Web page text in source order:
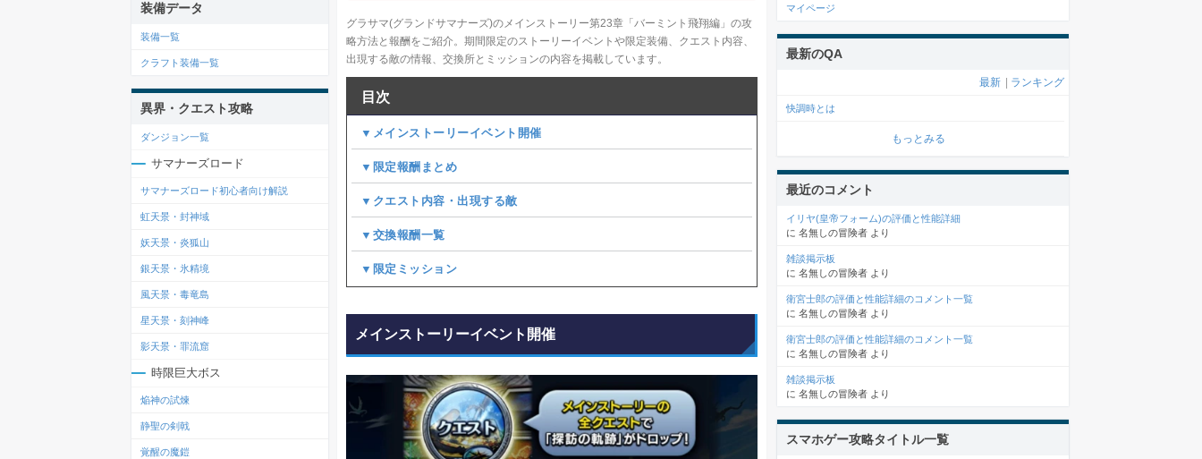
グラサマ(グランドサマナーズ)のメインストーリー第23章「バーミント飛翔編」の攻
略方法と報酬をご紹介。期間限定のストーリーイベントや限定装備、クエスト内容、
出現する敵の情報、交換所とミッションの内容を掲載しています。
目次
▼メインストーリーイベント開催
▼限定報酬まとめ
▼クエスト内容・出現する敵
▼交換報酬一覧
▼限定ミッション
メインストーリーイベント開催
装備データ
装備一覧
クラフト装備一覧
異界・クエスト攻略
ダンジョン一覧
サマナーズロード
サマナーズロード初心者向け解説
虹天景・封神域
妖天景・炎狐山
銀天景・氷精境
風天景・毒竜島
星天景・刻神峰
影天景・罪流窟
時限巨大ボス
焔神の試煉
静聖の剣戟
覚醒の魔鎧
マイページ
最新のQA
最新 ランキング
快調時とは
もっとみる
最近のコメント
イリヤ(皇帝フォーム)の評価と性能詳細
に 名無しの冒険者 より
雑談掲示板
に 名無しの冒険者 より
衛宮士郎の評価と性能詳細のコメント一覧
に 名無しの冒険者 より
衛宮士郎の評価と性能詳細のコメント一覧
に 名無しの冒険者 より
雑談掲示板
に 名無しの冒険者 より
スマホゲー攻略タイトル一覧